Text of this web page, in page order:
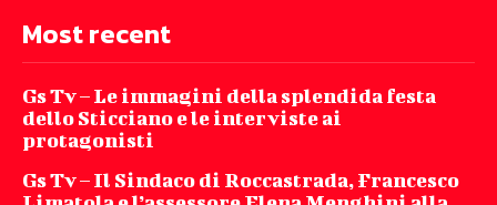
Most recent
Gs Tv – Le immagini della splendida festa
dello Sticciano e le interviste ai
protagonisti
Gs Tv – Il Sindaco di Roccastrada, Francesco